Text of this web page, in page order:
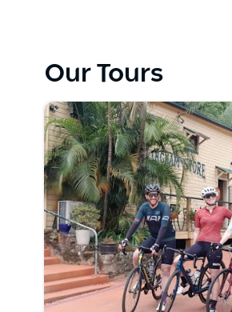
クリフ ブリッジを眺めながら
さらに南に進むと、放牧牛やブ
い砂浜に変わります。
自分でスケジュールを決め、ゆ
の雰囲気を存分に味わえるので
荷物は毎日移動して、自分のペ
Our Tours